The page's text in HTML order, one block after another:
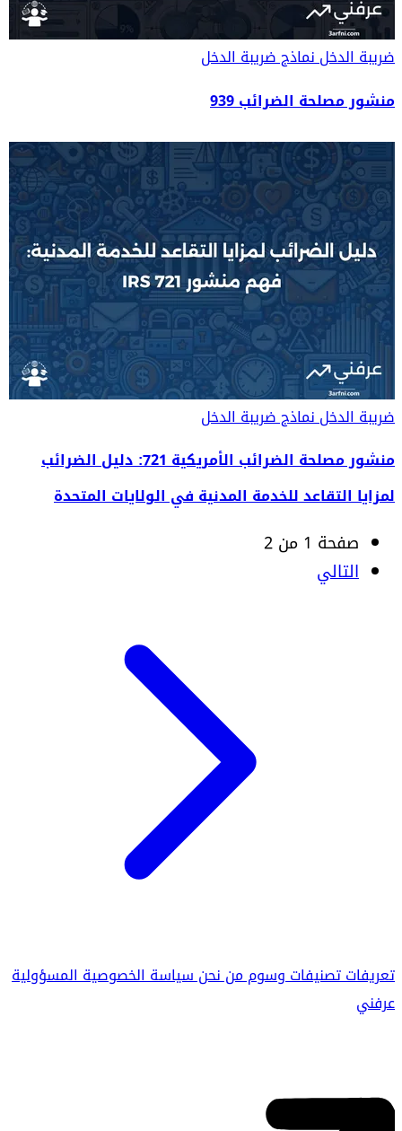
ضريبة الدخلنماذج ضريبة الدخل
منشور مصلحة الضرائب 939
ضريبة الدخلنماذج ضريبة الدخل
منشور مصلحة الضرائب الأمريكية 721: دليل الضرائب
لمزايا التقاعد للخدمة المدنية في الولايات المتحدة
صفحة 1 من 2
التالي
تعريفاتتصنيفاتوسوممن نحنسياسة الخصوصيةالمسؤولية
عرفني